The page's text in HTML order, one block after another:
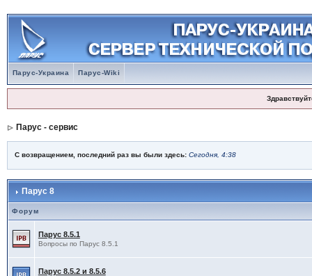
Парус-Украина Парус-Wiki
Парус - сервис
С возвращением, последний раз вы были здесь: Сегодня, 4:38
Парус 8
Форум
Парус 8.5.1
Вопросы по Парус 8.5.1
Парус 8.5.2 и 8.5.6